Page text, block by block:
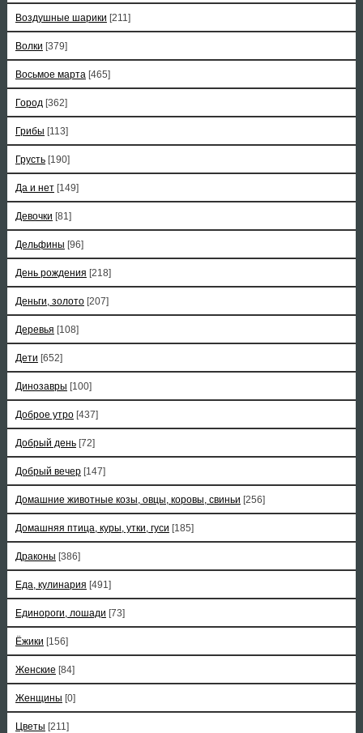
Воздушные шарики [211]
Волки [379]
Восьмое марта [465]
Город [362]
Грибы [113]
Грусть [190]
Да и нет [149]
Девочки [81]
Дельфины [96]
День рождения [218]
Деньги, золото [207]
Деревья [108]
Дети [652]
Динозавры [100]
Доброе утро [437]
Добрый день [72]
Добрый вечер [147]
Домашние животные козы, овцы, коровы, свиньи [256]
Домашняя птица, куры, утки, гуси [185]
Драконы [386]
Еда, кулинария [491]
Единороги, лошади [73]
Ёжики [156]
Женские [84]
Женщины [0]
Цветы [211]